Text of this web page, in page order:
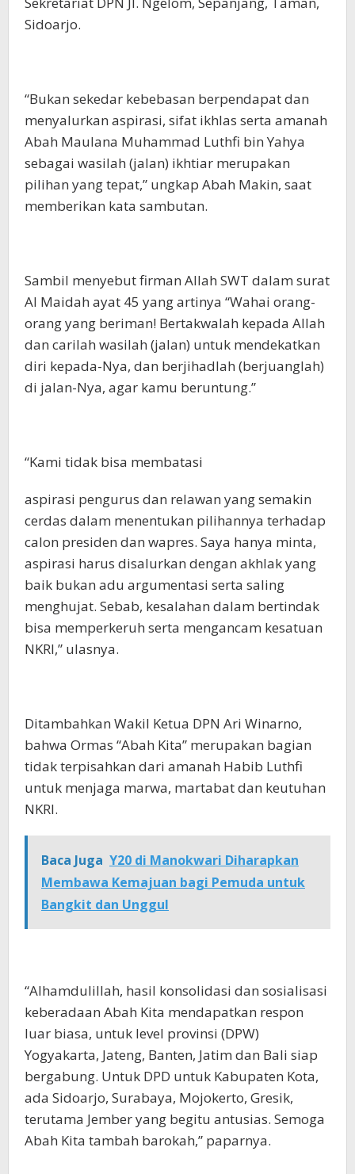
Sidoarjo.
“Bukan sekedar kebebasan berpendapat dan
menyalurkan aspirasi, sifat ikhlas serta amanah
Abah Maulana Muhammad Luthfi bin Yahya
sebagai wasilah (jalan) ikhtiar merupakan
pilihan yang tepat,” ungkap Abah Makin, saat
memberikan kata sambutan.
Sambil menyebut firman Allah SWT dalam surat
Al Maidah ayat 45 yang artinya “Wahai orang-
orang yang beriman! Bertakwalah kepada Allah
dan carilah wasilah (jalan) untuk mendekatkan
diri kepada-Nya, dan berjihadlah (berjuanglah)
di jalan-Nya, agar kamu beruntung.”
“Kami tidak bisa membatasi
aspirasi pengurus dan relawan yang semakin
cerdas dalam menentukan pilihannya terhadap
calon presiden dan wapres. Saya hanya minta,
aspirasi harus disalurkan dengan akhlak yang
baik bukan adu argumentasi serta saling
menghujat. Sebab, kesalahan dalam bertindak
bisa memperkeruh serta mengancam kesatuan
NKRI,” ulasnya.
Ditambahkan Wakil Ketua DPN Ari Winarno,
bahwa Ormas “Abah Kita” merupakan bagian
tidak terpisahkan dari amanah Habib Luthfi
untuk menjaga marwa, martabat dan keutuhan
NKRI.
Baca Juga Y20 di Manokwari Diharapkan
Membawa Kemajuan bagi Pemuda untuk
Bangkit dan Unggul
“Alhamdulillah, hasil konsolidasi dan sosialisasi
keberadaan Abah Kita mendapatkan respon
luar biasa, untuk level provinsi (DPW)
Yogyakarta, Jateng, Banten, Jatim dan Bali siap
bergabung. Untuk DPD untuk Kabupaten Kota,
ada Sidoarjo, Surabaya, Mojokerto, Gresik,
terutama Jember yang begitu antusias. Semoga
Abah Kita tambah barokah,” paparnya.